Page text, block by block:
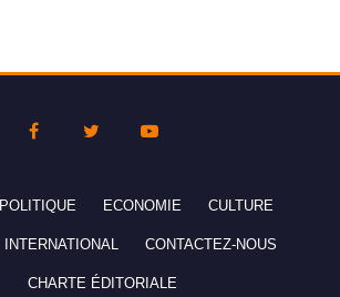
POLITIQUE ECONOMIE CULTURE
INTERNATIONAL CONTACTEZ-NOUS
CHARTE ÉDITORIALE